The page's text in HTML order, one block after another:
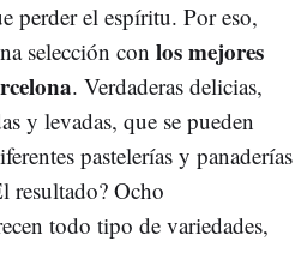
perder el espíritu. Por eso,
selección con los mejores
. Verdaderas delicias,
y levadas, que se pueden
pastelerías y panaderías
resultado? Ocho
todo tipo de variedades,